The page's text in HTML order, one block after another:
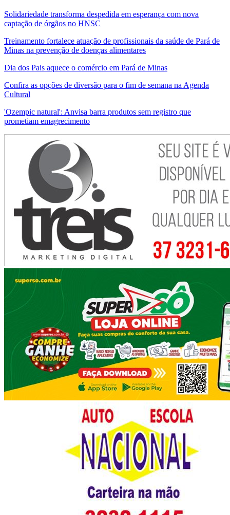
Solidariedade transforma despedida em esperança com nova
captação de órgãos no HNSC
Treinamento fortalece atuação de profissionais da saúde de Pará de
Minas na prevenção de doenças alimentares
Dia dos Pais aquece o comércio em Pará de Minas
Confira as opções de diversão para o fim de semana na Agenda
Cultural
'Ozempic natural': Anvisa barra produtos sem registro que
prometiam emagrecimento